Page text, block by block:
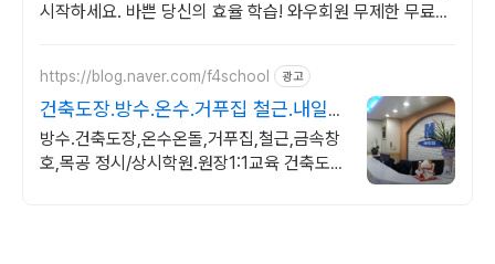
시작하세요. 바쁜 당신의 효율 학습! 와우회원 무제한 무료배
https://blog.naver.com/f4school 광고
건축도장.방수.온수.거푸집 철근.내일
배움카드정부지원
방수.건축도장,온수온돌,거푸집,철근,금속창
호,목공 정시/상시학원.원장1:1교육 건축도